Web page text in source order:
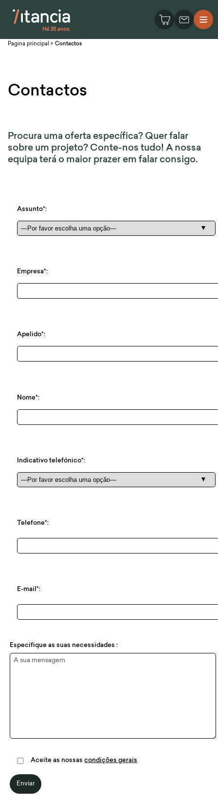
Pagina principal > Contactos
Contactos
Procura uma oferta específica? Quer falar
sobre um projeto? Conte-nos tudo! A nossa
equipa terá o maior prazer em falar consigo.
Assunto*:
Empresa*:
Apelido*:
Nome*:
Indicativo telefónico*:
Telefone*:
E-mail*:
Especifique as suas necessidades :
Aceite as nossascondições gerais